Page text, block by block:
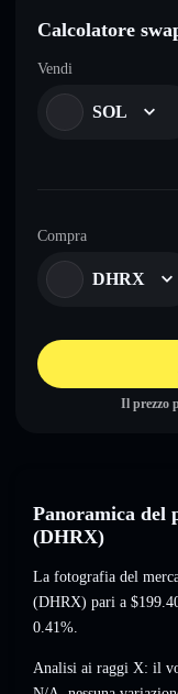
Calcolatore
Vendi
SOL
Compra
DHRX
Il prezzo
Panoramica del
(DHRX)
La fotografia del
(DHRX) pari a
0.41%.
Analisi ai raggi X: il